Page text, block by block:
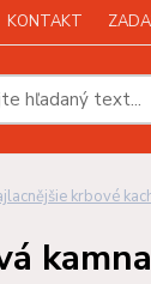
KONTAKT
krbové